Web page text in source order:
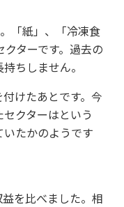
「紙」、「冷凍食
ターです。過去の
ちしません。
けたあとです。今
クターはという
たかのようです
を比べました。相